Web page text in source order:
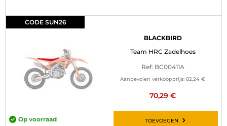
CODE SUN26
BLACKBIRD
Team HRC Zadelhoes
Ref: BC00411A
Aanbevolen verkoopprijs: 82,24 €
70,29 €
Op voorraad TOEVOEGEN